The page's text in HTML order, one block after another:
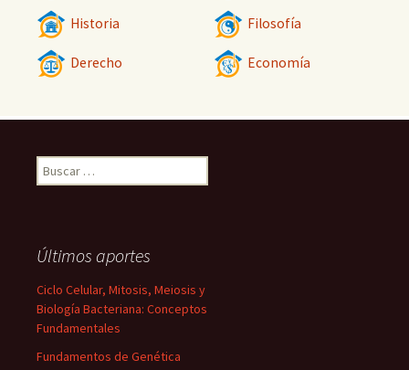
Historia Filosofía
Derecho Economía
Buscar:
Últimos aportes
Ciclo Celular, Mitosis, Meiosis y
Biología Bacteriana: Conceptos
Fundamentales
Fundamentos de Genética